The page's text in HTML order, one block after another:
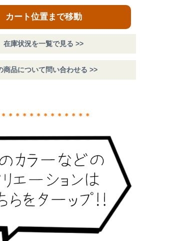
カート位置まで移動
在庫状況を一覧で見る >>
商品について問い合わせる >>
＊＊＊＊＊＊＊＊＊＊＊＊